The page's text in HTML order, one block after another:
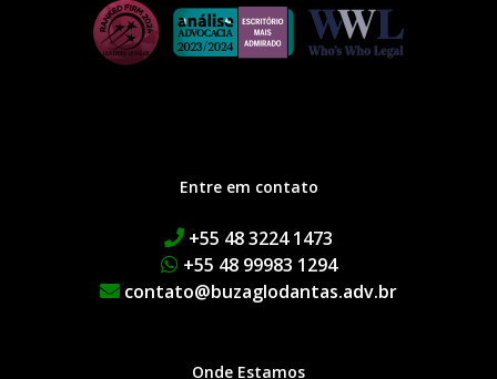
Entre em contato
+55 48 3224 1473
+55 48 99983 1294
contato@buzaglodantas.adv.br
Onde Estamos